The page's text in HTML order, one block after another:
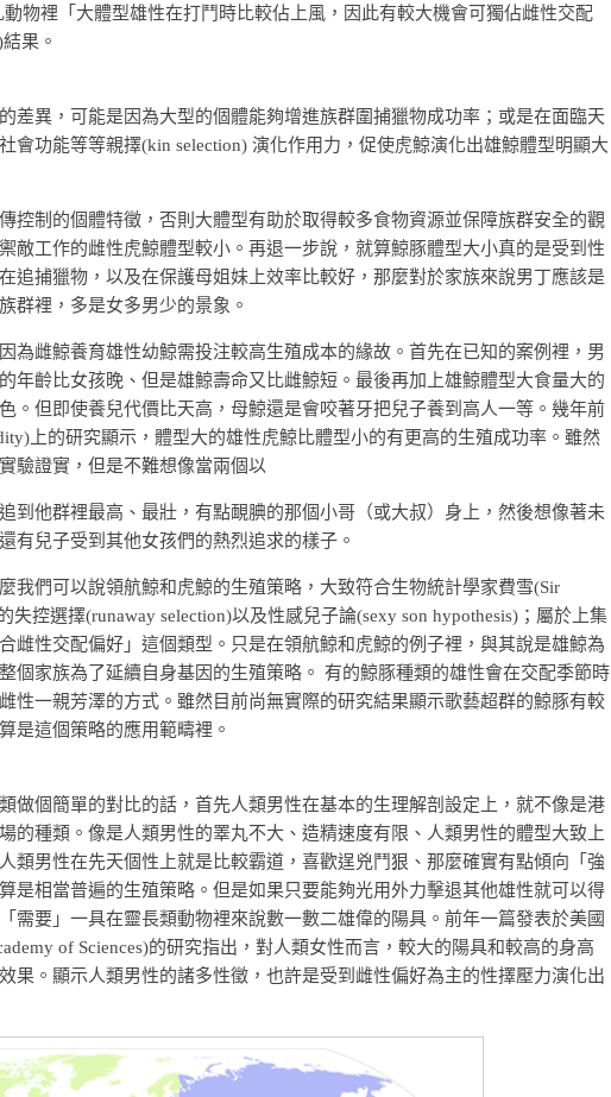
物裡「大體型雄性在打鬥時比較佔上風，因此有較大機會可獨佔雌性交配
果。
差異，可能是因為大型的個體能夠增進族群圍捕獵物成功率；或是在面臨天
會功能等等親擇(kin selection) 演化作用力，促使虎鯨演化出雄鯨體型明顯大
控制的個體特徵，否則大體型有助於取得較多食物資源並保障族群安全的觀
敵工作的雌性虎鯨體型較小。再退一步說，就算鯨豚體型大小真的是受到性
追捕獵物，以及在保護母姐妹上效率比較好，那麼對於家族來說男丁應該是
群裡，多是女多男少的景象。
為雌鯨養育雄性幼鯨需投注較高生殖成本的緣故。首先在已知的案例裡，男
年齡比女孩晚、但是雄鯨壽命又比雌鯨短。最後再加上雄鯨體型大食量大的
。但即使養兒代價比天高，母鯨還是會咬著牙把兒子養到高人一等。幾年前
上的研究顯示，體型大的雄性虎鯨比體型小的有更高的生殖成功率。雖然
驗證實，但是不難想像當兩個以
到他群裡最高、最壯，有點靦腆的那個小哥（或大叔）身上，然後想像著未
有兒子受到其他女孩們的熱烈追求的樣子。
我們可以說領航鯨和虎鯨的生殖策略，大致符合生物統計學家費雪(Sir
失控選擇(runaway selection)以及性感兒子論(sexy son hypothesis)；屬於上集
雌性交配偏好」這個類型。只是在領航鯨和虎鯨的例子裡，與其說是雄鯨為
個家族為了延續自身基因的生殖策略。 有的鯨豚種類的雄性會在交配季節時
性一親芳澤的方式。雖然目前尚無實際的研究結果顯示歌藝超群的鯨豚有較
是這個策略的應用範疇裡。
做個簡單的對比的話，首先人類男性在基本的生理解剖設定上，就不像是港
的種類。像是人類男性的睪丸不大、造精速度有限、人類男性的體型大致上
類男性在先天個性上就是比較霸道，喜歡逞兇鬥狠、那麼確實有點傾向「強
是相當普遍的生殖策略。但是如果只要能夠光用外力擊退其他雄性就可以得
需要」一具在靈長類動物裡來說數一數二雄偉的陽具。前年一篇發表於美國
of Sciences)的研究指出，對人類女性而言，較大的陽具和較高的身高
果。顯示人類男性的諸多性徵，也許是受到雌性偏好為主的性擇壓力演化出